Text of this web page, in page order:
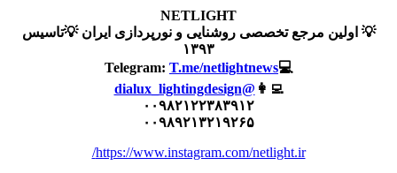
NETLIGHT
مرجع تخصصی روشنایی و نورپردازی ایران 💡تاسیس
T.me/netlightnews
@dialux_lightingdesign
۰۰۹۸۲۱۲۲۳۸۳۹۱۲
۰۰۹۸۹۲۱۳۲۱۹۲۶۵
https://www.instagram.com/netlight.ir/